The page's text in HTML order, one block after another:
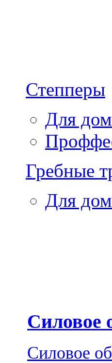
Степперы
Для
Гребные
Для
Силовое
Силовое